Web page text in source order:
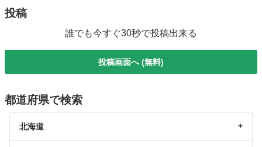
投稿
誰でも今すぐ30秒で投稿出来る
投稿画面へ (無料)
都道府県で検索
北海道